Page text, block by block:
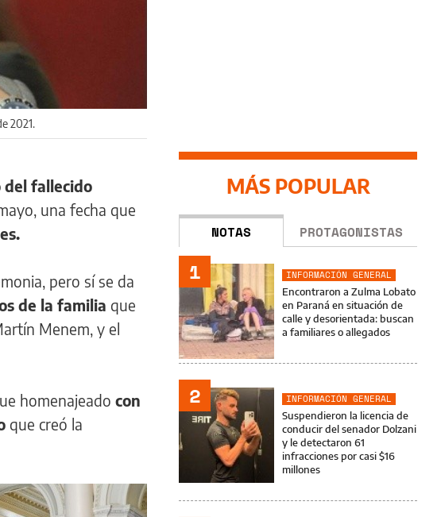
2021.
del fallecido
una fecha que
pero sí se da
de la familia que
Menem, y el
homenajeado con
que creó la
MÁS POPULAR
NOTAS PROTAGONISTAS
1
INFORMACIÓN GENERAL
Encontraron a Zulma Lobato
en Paraná en situación de
calle y desorientada: buscan
a familiares o allegados
2
INFORMACIÓN GENERAL
Suspendieron la licencia de
conducir del senador Dolzani
y le detectaron 61
infracciones por casi $16
millones